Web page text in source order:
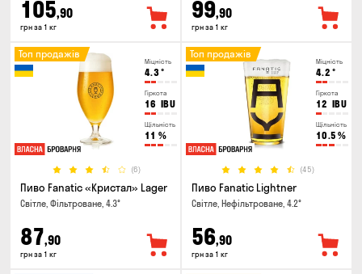
105,90
грн за 1 кг
99,90
грн за 1 кг
Міцність
4.3°
Гіркота
16 IBU
Щільність
11 %
(6)
Топ продажів
Пиво Fanatic «Кристал» Lager
Світле, Фільтроване, 4.3°
87,90
грн за 1 кг
Міцність
4.2 °
Гіркота
12 IBU
Щільність
10.5 %
(45)
Топ продажів
Пиво Fanatic Lightner
Світле, Нефільтроване, 4.2°
56,90
грн за 1 кг